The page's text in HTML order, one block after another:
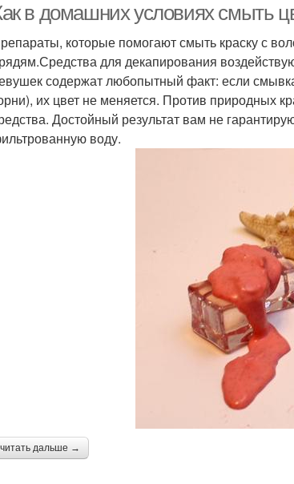
в домашних условиях смыть
которые помогают смыть краску с
для декапирования
содержат любопытный факт: если
их цвет не меняется. Против природных
Достойный результат вам не
воду.
читать дальше →